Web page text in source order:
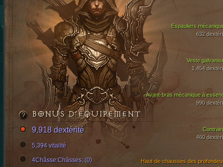
Veste
1,454
Avant-bras mécanique à
990
Espauliers
632
Haut-de-chausses des
460
BONUS D’ÉQUIPEMENT
9,918 dextérité
5,394 vitalité
4Châsse:Châsses; (0)